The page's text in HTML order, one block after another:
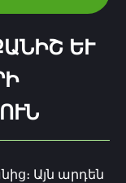
ԵՒ Օ
Այն արդեն